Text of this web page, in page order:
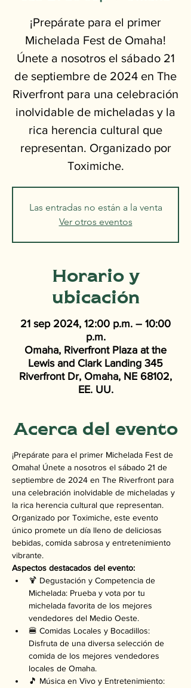
¡Prepárate para el primer
Michelada Fest de Omaha!
Únete a nosotros el sábado 21
de septiembre de 2024 en The
Riverfront para una celebración
inolvidable de micheladas y la
rica herencia cultural que
representan. Organizado por
Toximiche.
Las entradas no están a la venta
Ver otros eventos
Horario y
ubicación
21 sep 2024, 12:00 p.m. – 10:00
p.m.
Omaha, Riverfront Plaza at the
Lewis and Clark Landing 345
Riverfront Dr, Omaha, NE 68102,
EE. UU.
Acerca del evento
¡Prepárate para el primer Michelada Fest de
Omaha! Únete a nosotros el sábado 21 de
septiembre de 2024 en The Riverfront para
una celebración inolvidable de micheladas y
la rica herencia cultural que representan.
Organizado por Toximiche, este evento
único promete un día lleno de deliciosas
bebidas, comida sabrosa y entretenimiento
vibrante.
Aspectos destacados del evento:
🍹 Degustación y Competencia de
Michelada: Prueba y vota por tu
michelada favorita de los mejores
vendedores del Medio Oeste.
🍔 Comidas Locales y Bocadillos:
Disfruta de una diversa selección de
comida de los mejores vendedores
locales de Omaha.
🎵 Música en Vivo y Entretenimiento: